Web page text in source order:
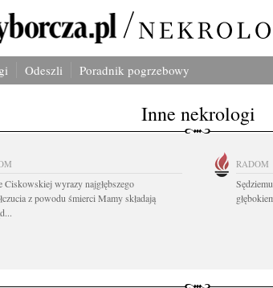
Odeszli Poradnik pogrzebowy
Inne nekrologi
Ciskowskiej wyrazy najgłębszego
z powodu śmierci Mamy składają
RADOM